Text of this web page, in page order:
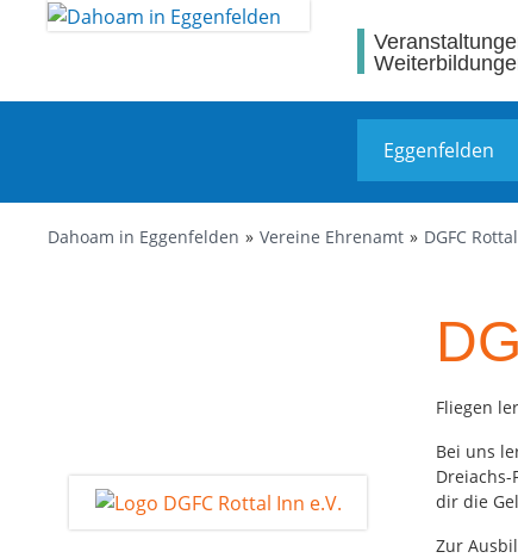
Dahoam in Eggenfelden Vereine Ehrenamt DGFC
Fliegen
Bei uns
dir die
Zur